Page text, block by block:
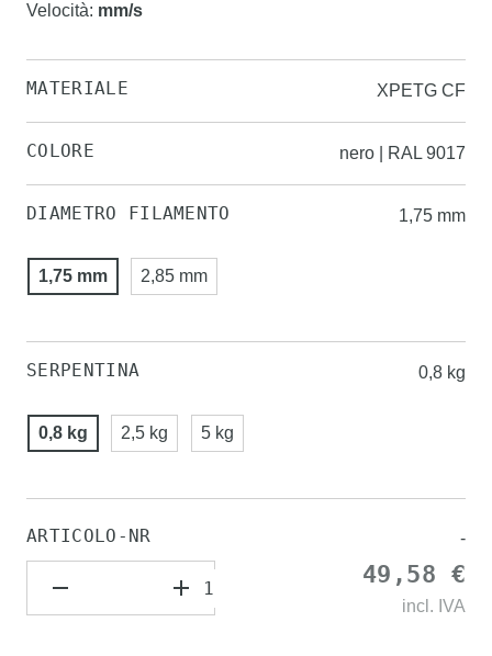
Velocità: mm/s
MATERIALE XPETG CF
COLORE nero | RAL 9017
DIAMETRO FILAMENTO 1,75 mm
1,75 mm 2,85 mm
SERPENTINA 0,8 kg
0,8 kg 2,5 kg 5 kg
ARTICOLO-NR -
49,58 €
incl. IVA